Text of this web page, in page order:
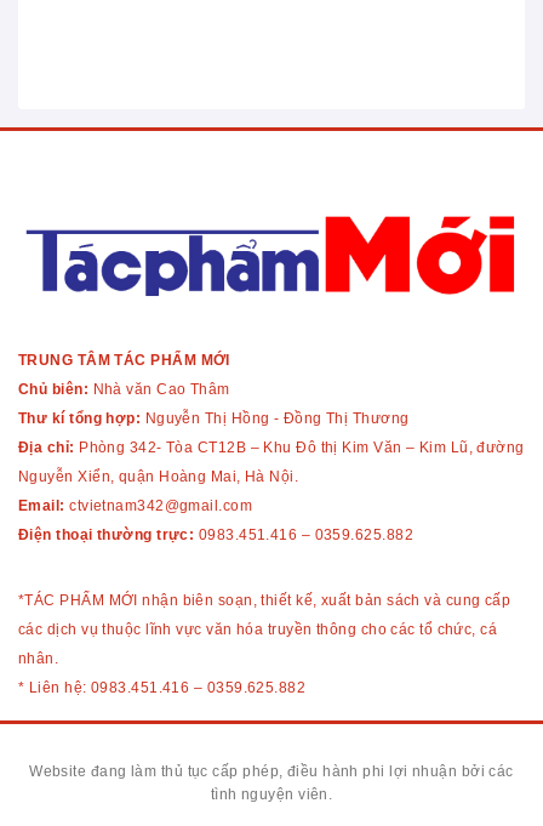
TRUNG TÂM TÁC PHẨM MỚI
Chủ biên: Nhà văn Cao Thâm
Thư kí tổng hợp: Nguyễn Thị Hồng - Đồng Thị Thương
Địa chỉ: Phòng 342- Tòa CT12B – Khu Đô thị Kim Văn – Kim Lũ, đường
Nguyễn Xiển, quận Hoàng Mai, Hà Nội.
Email: ctvietnam342@gmail.com
Điện thoại thường trực: 0983.451.416 – 0359.625.882
*TÁC PHẨM MỚI nhận biên soạn, thiết kế, xuất bản sách và cung cấp
các dịch vụ thuộc lĩnh vực văn hóa truyền thông cho các tổ chức, cá
nhân.
* Liên hệ: 0983.451.416 – 0359.625.882
Website đang làm thủ tục cấp phép, điều hành phi lợi nhuận bởi các
tình nguyện viên.